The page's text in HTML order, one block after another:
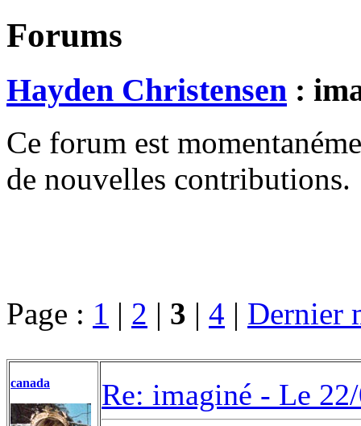
Forums
Hayden Christensen :
Ce forum est
de nouvelles contributions.
Page : 1 | 2 | 3 | 4 | Dernier
canada Re: imaginé - Le